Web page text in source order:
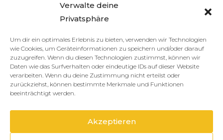
Verwalte deine
Privatsphäre
Um dir ein optimales Erlebnis zu bieten, verwenden wir Technologien
wie Cookies, um Geräteinformationen zu speichern und/oder darauf
zuzugreifen. Wenn du diesen Technologien zustimmst, können wir
Daten wie das Surfverhalten oder eindeutige IDs auf dieser Website
verarbeiten. Wenn du deine Zustimmung nicht erteilst oder
zurückziehst, können bestimmte Merkmale und Funktionen
beeinträchtigt werden.
Akzeptieren
Virtuelle Assistenz & Freelancer
finden | VA Expert:innenportal